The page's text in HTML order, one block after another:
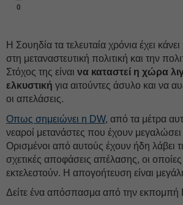
0
Η Σουηδία τα τελευταία χρόνια έχει κάνει
στη μεταναστευτική πολιτική και την
Στόχος της είναι να καταστεί η χώρα
ελκυστική για αιτούντες άσυλο και να
οι απελάσεις.
Οπως σημειώνει η DW, από τα μέτρα
νεαροί μετανάστες που έχουν
Ορισμένοι από αυτούς έχουν ήδη λάβει
σχετικές αποφάσεις απέλασης, οι
εκτελεστούν. Η απογοήτευση είναι
Δείτε ένα απόσπασμα από την εκπομπή